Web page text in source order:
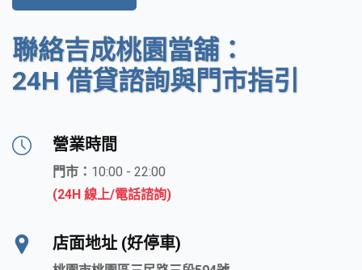
聯絡吉成桃園當舖：
24H 借貸諮詢與門市指引
營業時間
門市： 10:00 - 22:00
(24H 線上/電話諮詢)
店面地址 (好停車)